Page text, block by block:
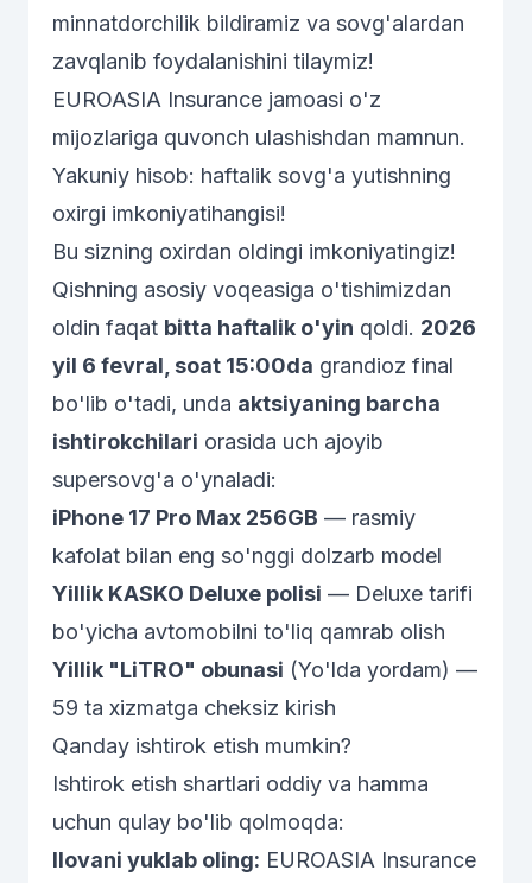
minnatdorchilik bildiramiz va sovg'alardan
zavqlanib foydalanishini tilaymiz!
EUROASIA Insurance jamoasi o'z
mijozlariga quvonch ulashishdan mamnun.
Yakuniy hisob: haftalik sovg'a yutishning
oxirgi imkoniyatihangisi!
Bu sizning oxirdan oldingi imkoniyatingiz!
Qishning asosiy voqeasiga o'tishimizdan
oldin faqat bitta haftalik o'yin qoldi. 2026
yil 6 fevral, soat 15:00da grandioz final
bo'lib o'tadi, unda aktsiyaning barcha
ishtirokchilari orasida uch ajoyib
supersovg'a o'ynaladi:
iPhone 17 Pro Max 256GB — rasmiy
kafolat bilan eng so'nggi dolzarb model
Yillik KASKO Deluxe polisi — Deluxe tarifi
bo'yicha avtomobilni to'liq qamrab olish
Yillik "LiTRO" obunasi (Yo'lda yordam) —
59 ta xizmatga cheksiz kirish
Qanday ishtirok etish mumkin?
Ishtirok etish shartlari oddiy va hamma
uchun qulay bo'lib qolmoqda:
Ilovani yuklab oling: EUROASIA Insurance